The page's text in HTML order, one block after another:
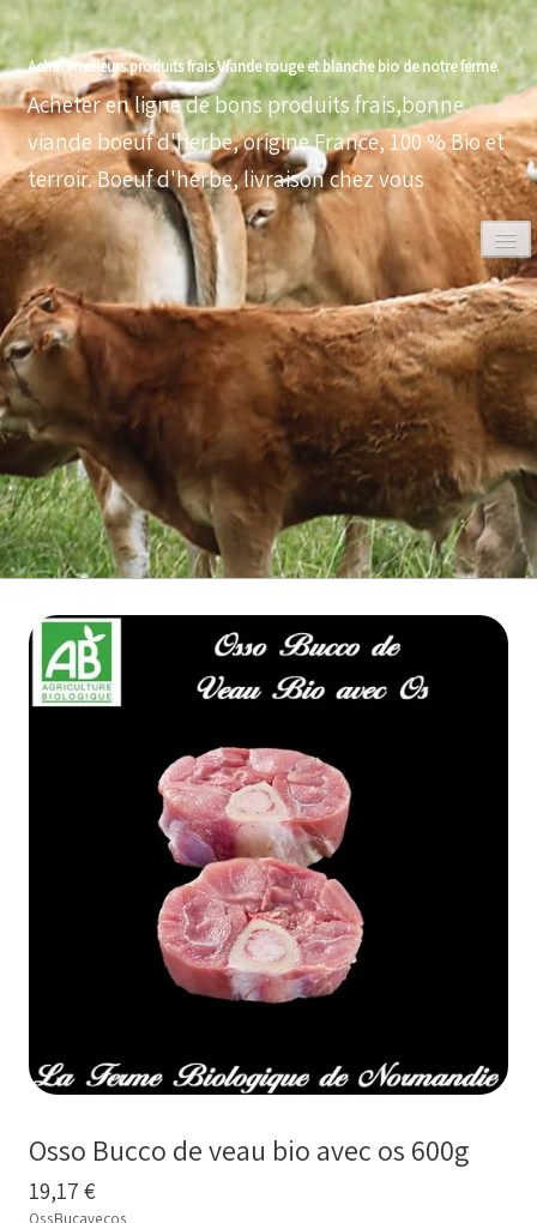
Achat meilleurs produits frais Viande rouge et blanche bio de notre ferme.
Acheter en ligne de bons produits frais,bonne
viande boeuf d'herbe, origine France, 100 % Bio et
terroir. Boeuf d'herbe, livraison chez vous
0
ACCUEIL
VOLAILLES BIO
BOEUF D'HERBE BIO
VEAU BIO
PORC BIO
MOUTON BIO
NOS COLIS VIANDE
CUISSON RAPIDE▼
BARBECUE BRASERO
BOUILLONS D'OS et OS BIO
Comment commander
Nos VIDEOS
Osso Bucco de veau bio avec os 600g
19,17 €
OssBucavecos